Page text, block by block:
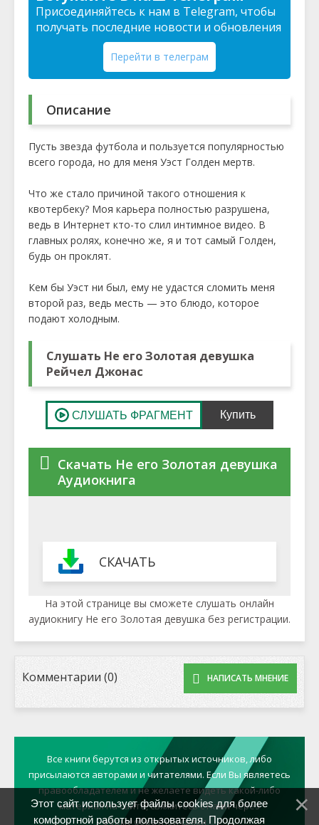
Присоединяйтесь к нам в Telegram, чтобы
получать последние новости и обновления
Перейти в телеграм
Описание
Пусть звезда футбола и пользуется популярностью
всего города, но для меня Уэст Голден мертв.
Что же стало причиной такого отношения к
квотербеку? Моя карьера полностью разрушена,
ведь в Интернет кто-то слил интимное видео. В
главных ролях, конечно же, я и тот самый Голден,
будь он проклят.
Кем бы Уэст ни был, ему не удастся сломить меня
второй раз, ведь месть — это блюдо, которое
подают холодным.
Слушать Не его Золотая девушка
Рейчел Джонас
Скачать Не его Золотая девушка
Аудиокнига
СКАЧАТЬ
На этой странице вы сможете слушать онлайн
аудиокнигу Не его Золотая девушка без регистрации.
Комментарии (0) НАПИСАТЬ МНЕНИЕ
Все книги берутся из открытых источников, либо
присылаются авторами и читателями. Если Вы являетесь
правообладателем и не желаете видеть какой-либо
материал на сайте, свяжитесь с нами через
форму обратной связи
Этот сайт использует файлы cookies для более
комфортной работы пользователя. Продолжая